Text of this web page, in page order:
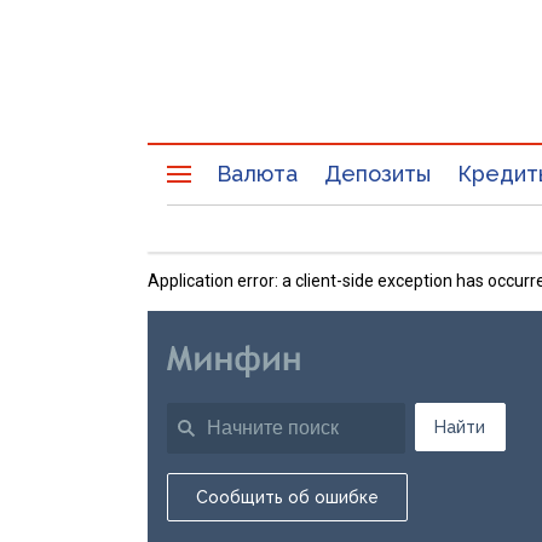
Валюта Депозиты
Application error: a client-side exception has
Найти
Сообщить об ошибке